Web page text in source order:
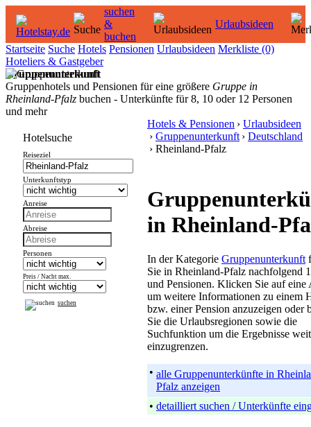
suchen
&
buchen
Urlaubsideen
Startseite Suche Hotels Pensionen Urlaubsideen Merkliste (0)
Hoteliers & Gastgeber
Gruppenunterkunft
Gruppenhotels und Pensionen für eine größere Gruppe in
Rheinland-Pfalz buchen - Unterkünfte für 8, 10 oder 12 Personen
und mehr
Hotelsuche
Reiseziel
Unterkunftstyp
Anreise
Abreise
Personen
Preis / Nacht max.
suchen
Hotels & Pensionen › Urlaubsideen
› Gruppenunterkunft › Deutschland
› Rheinland-Pfalz
in Rheinland-
In der Kategorie Gruppenunterkunft
Sie in Rheinland-Pfalz nachfolgend
und Pensionen. Klicken Sie auf eine
um weitere Informationen zu einem
bzw. einer Pension anzuzeigen oder
Sie die Urlaubsregionen sowie die
Suchfunktion um die Ergebnisse
einzugrenzen.
• alle Gruppenunterkünfte in
Pfalz anzeigen
• detailliert suchen / Unterkünfte